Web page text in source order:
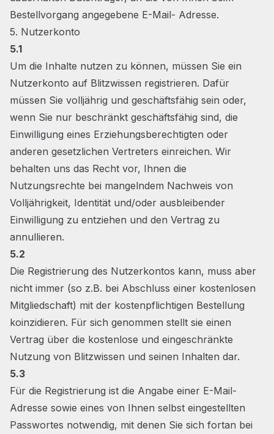
Bestellvorgang angegebene E-Mail- Adresse.
5. Nutzerkonto
5.1
Um die Inhalte nutzen zu können, müssen Sie ein
Nutzerkonto auf Blitzwissen registrieren. Dafür
müssen Sie volljährig und geschäftsfähig sein oder,
wenn Sie nur beschränkt geschäftsfähig sind, die
Einwilligung eines Erziehungsberechtigten oder
anderen gesetzlichen Vertreters einreichen. Wir
behalten uns das Recht vor, Ihnen die
Nutzungsrechte bei mangelndem Nachweis von
Volljährigkeit, Identität und/oder ausbleibender
Einwilligung zu entziehen und den Vertrag zu
annullieren.
5.2
Die Registrierung des Nutzerkontos kann, muss aber
nicht immer (so z.B. bei Abschluss einer kostenlosen
Mitgliedschaft) mit der kostenpflichtigen Bestellung
koinzidieren. Für sich genommen stellt sie einen
Vertrag über die kostenlose und eingeschränkte
Nutzung von Blitzwissen und seinen Inhalten dar.
5.3
Für die Registrierung ist die Angabe einer E-Mail-
Adresse sowie eines von Ihnen selbst eingestellten
Passwortes notwendig, mit denen Sie sich fortan bei